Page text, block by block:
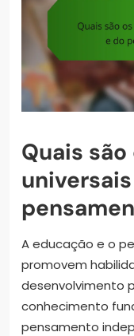
Quais
A educação e o
promovem
desenvolvimento
conhecimento
pensamento